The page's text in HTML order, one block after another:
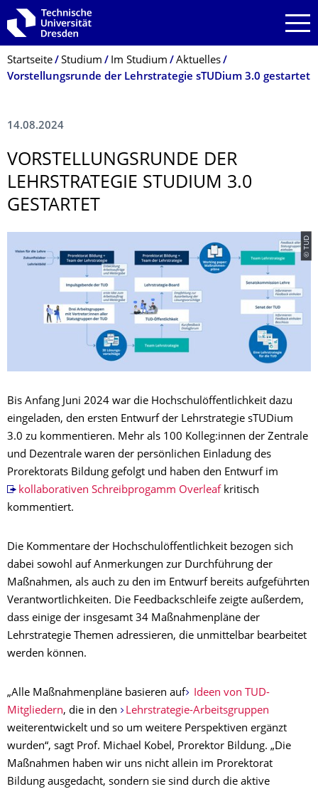
Zur Hauptnavigation springen
Zur Suche springen
Zum Inhalt springen
Breadcrumb-Menü
Startseite Studium Im Studium
Aktuelles
Vorstellungsrunde der Lehrstrategie sTUDium 3.0 gestartet
14.08.2024
­VORSTELLUNGS­RUNDE DER
LEHRSTRATEGIE STUDIUM 3.0
GESTARTET
© TUD
Bis Anfang Juni 2024 war die Hochschulöffentlichkeit dazu
eingeladen, den ersten Entwurf der Lehrstrategie sTUDium
3.0 zu kommentieren. Mehr als 100 Kolleg:innen der Zentrale
und Dezentrale waren der persönlichen Einladung des
Prorektorats Bildung gefolgt und haben den Entwurf im
kollaborativen Schreibprogamm Overleaf kritisch
kommentiert.
Die Kommentare der Hochschulöffentlichkeit bezogen sich
dabei sowohl auf Anmerkungen zur Durchführung der
Maßnahmen, als auch zu den im Entwurf bereits aufgeführten
Verantwortlichkeiten. Die Feedbackschleife zeigte außerdem,
dass einige der insgesamt 34 Maßnahmenpläne der
Lehrstrategie Themen adressieren, die unmittelbar bearbeitet
werden können.
„Alle Maßnahmenpläne basieren auf
Ideen von TUD-
Mitgliedern, die in den
Lehrstrategie-Arbeitsgruppen
weiterentwickelt und so um weitere Perspektiven ergänzt
wurden“, sagt Prof. Michael Kobel, Prorektor Bildung. „Die
Maßnahmen haben wir uns nicht allein im Prorektorat
Bildung ausgedacht, sondern sie sind durch die aktive